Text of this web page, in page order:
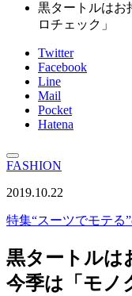
黒タートルはお
ロチェック」
Twitter
Facebook
Line
Mail
Pocket
Hatena
FASHION
2019.10.22
特集“スーツでモテる
黒タートルは
今季は「モノ